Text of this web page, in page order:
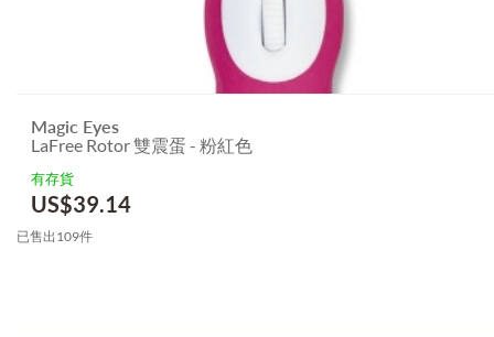
Magic Eyes
LaFree Rotor 雙震蛋 - 粉紅色
有存貨
US$39.14
已售出109件